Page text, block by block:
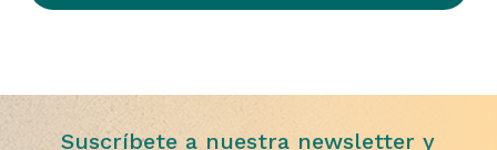
Suscríbete a nuestra newsletter y